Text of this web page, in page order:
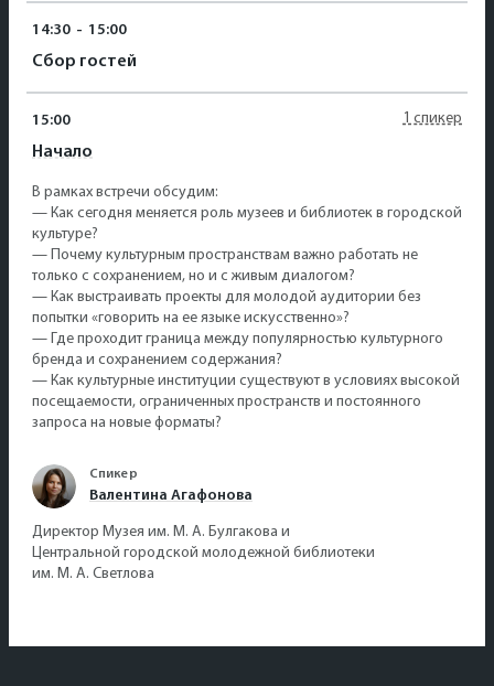
14:30 - 15:00
Сбор гостей
15:00
Начало
1 спикер
В рамках встречи обсудим:
— Как сегодня меняется роль музеев и библиотек в городской
культуре?
— Почему культурным пространствам важно работать не
только с сохранением, но и с живым диалогом?
— Как выстраивать проекты для молодой аудитории без
попытки «говорить на ее языке искусственно»?
— Где проходит граница между популярностью культурного
бренда и сохранением содержания?
— Как культурные институции существуют в условиях высокой
посещаемости, ограниченных пространств и постоянного
запроса на новые форматы?
Спикер
Валентина Агафонова
Директор Музея им. М. А. Булгакова и
Центральной городской молодежной библиотеки
им. М. А. Светлова